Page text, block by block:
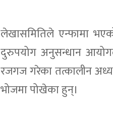
लेखासमितिले एन्फामा
दुरुपयोग अनुसन्धान
रजगज गरेका तत्कालीन
भोजमा पोखेका हुन्।